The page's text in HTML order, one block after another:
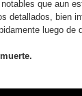
que aun
detallados, bien
luego de